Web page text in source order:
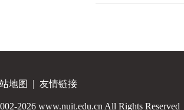
地图 | 友情链接
2026 www.nuit.edu.cn All Rights Reserved